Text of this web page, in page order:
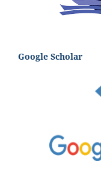
Google Scholar